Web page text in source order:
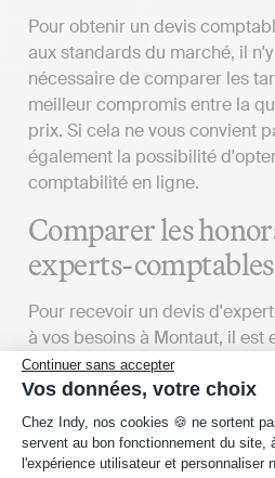
Continuer sans accepter
Vos données, votre choix
Plateforme de Gestion du
Chez Indy, nos cookies 🍪 ne sortent
servent au bon fonctionnement du site,
l'expérience utilisateur et personnaliser
Pour obtenir un devis
aux standards du marché, il
nécessaire de comparer les
meilleur compromis entre la
prix. Si cela ne vous convient
également la possibilité
comptabilité en ligne.
Comparer les
experts-
Pour recevoir un devis
à vos besoins à Montaut, il est
compte plusieurs éléments :
Vos exigences
: Le coût
par un cabinet d'expert-
considérablement en